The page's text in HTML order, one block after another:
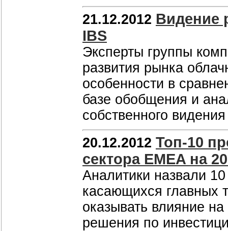
21.12.2012 Видение
IBS
Эксперты группы
развития рынка
особенности в
базе обобщения и
собственного
20.12.2012 Топ-10
сектора EMEA на
Аналитики назвали
касающихся главных
оказывать влияние
решения по